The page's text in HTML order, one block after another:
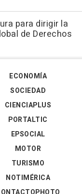
para dirigir la
de Derechos
ECONOMÍA
SOCIEDAD
CIENCIAPLUS
PORTALTIC
EPSOCIAL
MOTOR
TURISMO
NOTIMÉRICA